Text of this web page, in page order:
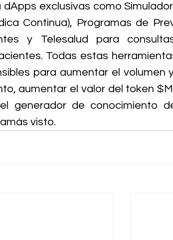
exclusivas como
Continua), Programas de
y Telesalud para
Todas estas
para aumentar el volumen
aumentar el valor del token
generador de conocimiento
visto.